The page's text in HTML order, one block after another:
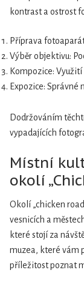
kontrast a ostrost
Příprava
Výběr objektivu:
Kompozice:
Expozice: Správné
Dodržováním
vypadajících
Místní
okolí
Okolí „chicken
vesnicích a
které stojí za
muzea, které vám
příležitost poznat